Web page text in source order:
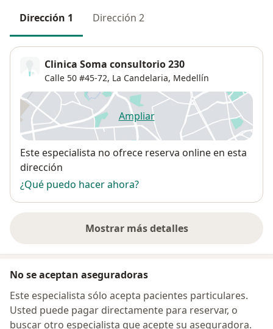
Dirección 1 Dirección 2
Clinica Soma consultorio 230
Calle 50 #45-72, La Candelaria, Medellín
Ampliarse abre en una nueva
Disponibilidad
Este especialista no ofrece reserva online en esta
dirección
¿Qué puedo hacer ahora?
Mostrar más detalles
sobre la dirección
No se aceptan aseguradoras
Este especialista sólo acepta pacientes particulares.
Usted puede pagar directamente para reservar, o
buscar otro especialista que acepte su aseguradora.